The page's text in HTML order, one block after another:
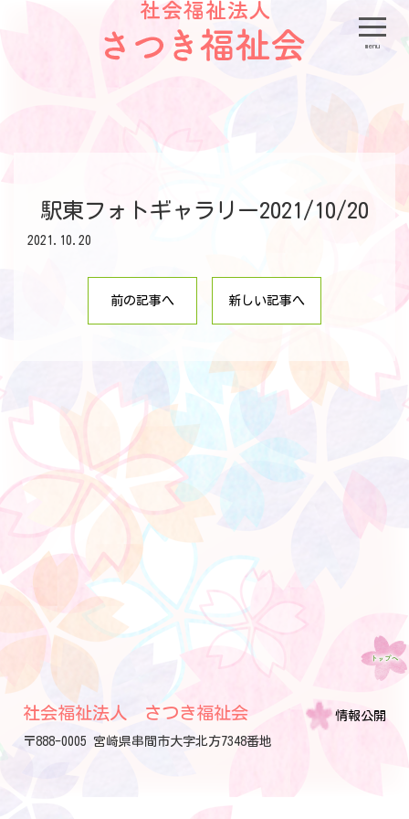
menu
駅東フォトギャラリー2021/10/20
2021.10.20
前の記事へ 新しい記事へ
社会福祉法人 さつき福祉会
〒888-0005 宮崎県串間市大字北方7348番地
情報公開